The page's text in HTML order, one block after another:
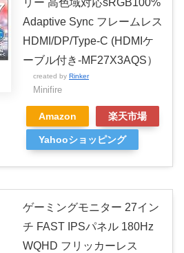
リー 高色域対応sRGB100%
Adaptive Sync フレームレス
HDMI/DP/Type-C (HDMIケ
ーブル付き-MF27X3AQS）
created by Rinker
Minifire
Amazon 楽天市場
Yahooショッピング
ゲーミングモニター 27イン
チ FAST IPSパネル 180Hz
WQHD フリッカーレス